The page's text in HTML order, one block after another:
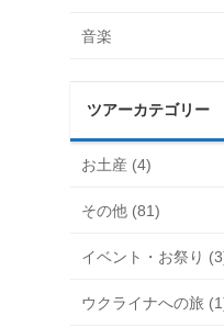
音楽
ツアーカテゴリー
お土産 (4)
その他 (81)
イベント・お祭り
ウクライナへの旅